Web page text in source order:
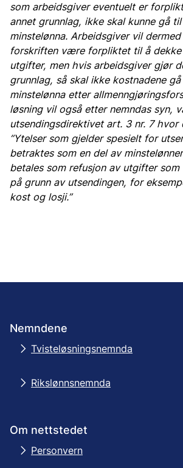
som arbeidsgiver eventuelt er
annet grunnlag, ikke skal kunne gå
minstelønna. Arbeidsgiver vil
forskriften være forpliktet til å dekke
utgifter, men hvis arbeidsgiver gjør
grunnlag, så skal ikke kostnadene
minstelønna etter
løsning vil også etter nemndas syn,
utsendingsdirektivet art. 3 nr. 7 hvor
”Ytelser som gjelder spesielt for
betraktes som en del av
betales som refusjon av utgifter
på grunn av utsendingen, for
kost og losji.”
Nemndene
Tvisteløsningsnemnda
Rikslønnsnemnda
Om nettstedet
Personvern